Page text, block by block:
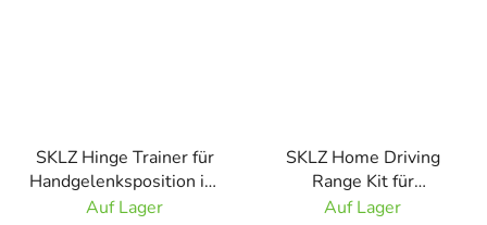
SKLZ Hinge Trainer für
Handgelenksposition im
Golf
Auf Lager
SKLZ Home Driving
Range Kit für
Golfabschlag-Training
Auf Lager